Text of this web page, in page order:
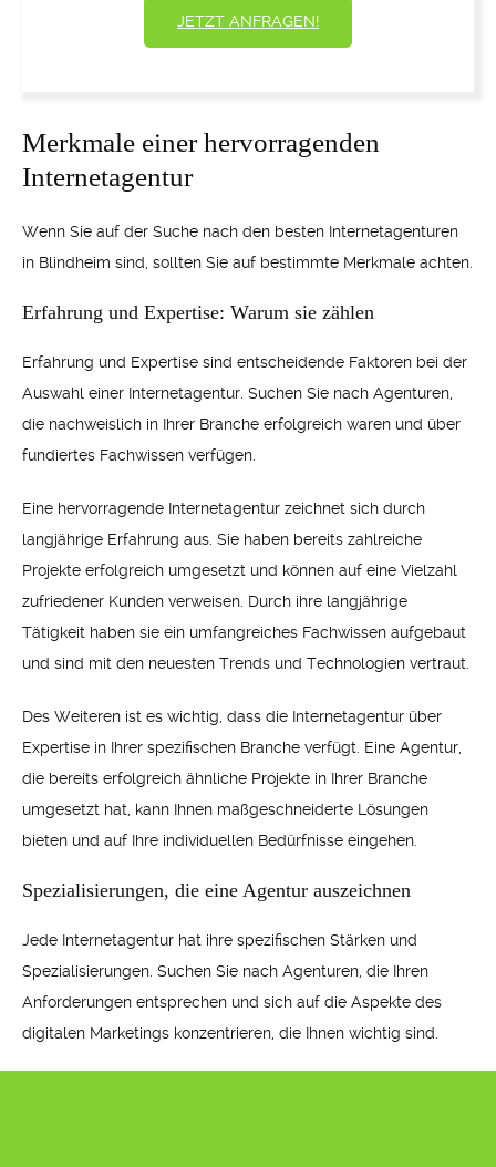
JETZT ANFRAGEN!
Merkmale einer hervorragenden
Internetagentur
Wenn Sie auf der Suche nach den besten Internetagenturen
in Blindheim sind, sollten Sie auf bestimmte Merkmale achten.
Erfahrung und Expertise: Warum sie zählen
Erfahrung und Expertise sind entscheidende Faktoren bei der
Auswahl einer Internetagentur. Suchen Sie nach Agenturen,
die nachweislich in Ihrer Branche erfolgreich waren und über
fundiertes Fachwissen verfügen.
Eine hervorragende Internetagentur zeichnet sich durch
langjährige Erfahrung aus. Sie haben bereits zahlreiche
Projekte erfolgreich umgesetzt und können auf eine Vielzahl
zufriedener Kunden verweisen. Durch ihre langjährige
Tätigkeit haben sie ein umfangreiches Fachwissen aufgebaut
und sind mit den neuesten Trends und Technologien vertraut.
Des Weiteren ist es wichtig, dass die Internetagentur über
Expertise in Ihrer spezifischen Branche verfügt. Eine Agentur,
die bereits erfolgreich ähnliche Projekte in Ihrer Branche
umgesetzt hat, kann Ihnen maßgeschneiderte Lösungen
bieten und auf Ihre individuellen Bedürfnisse eingehen.
Spezialisierungen, die eine Agentur auszeichnen
Jede Internetagentur hat ihre spezifischen Stärken und
Spezialisierungen. Suchen Sie nach Agenturen, die Ihren
Anforderungen entsprechen und sich auf die Aspekte des
digitalen Marketings konzentrieren, die Ihnen wichtig sind.